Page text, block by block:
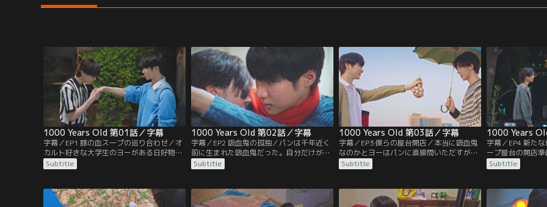
1000 Years Old 第01話／字幕
字幕／EP1 豚の血スープの巡り合わせ／オ
カルト好きな大学生のヨーがある日好物の
豚の血スープを食べていると、風変わりな
青年パンに出くわす。彼の常識外れな様子
いう口実でパンの住むアパートに引っ越し
たヨー。
Subtitle
1000 Years Old 第02話／字幕
字幕／EP2 吸血鬼の孤独／パンは千年近く
前に生まれた吸血鬼だった。自分だけが年
を取らないため孤独な人生を歩んできた
が、ヨーには親近感を覚え自分は吸血鬼だ
Subtitle
1000 Years Old 第03話／字幕
字幕／EP3 僕らの屋台開店／本当に吸血鬼
なのかとヨーはパンに直接問いただすが、
予想外なエピソードばかりでまだ信じるこ
とが出来ない。一方、閉店してしまった豚
ゲームサイを雇ってアパートの屋上で豚の
血スープを作ることにした。
Subtitle
1000 Years
字幕／EP4 新た
ープ屋台の開店
員としてシンが
懸命に調理の練
れる。ヨーに近
警戒した様子。
Subtitle